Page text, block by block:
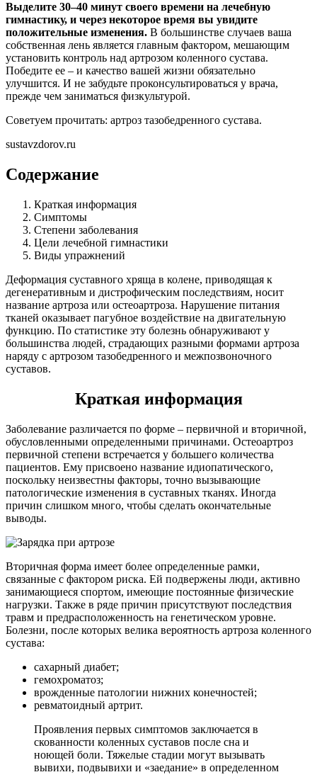
Выделите 30–40 минут своего времени на лечебную
гимнастику, и через некоторое время вы увидите
положительные изменения. В большинстве случаев ваша
собственная лень является главным фактором, мешающим
установить контроль над артрозом коленного сустава.
Победите ее – и качество вашей жизни обязательно
улучшится. И не забудьте проконсультироваться у врача,
прежде чем заниматься физкультурой.
Советуем прочитать: артроз тазобедренного сустава.
sustavzdorov.ru
Содержание
Краткая информация
Симптомы
Степени заболевания
Цели лечебной гимнастики
Виды упражнений
Деформация суставного хряща в колене, приводящая к
дегенеративным и дистрофическим последствиям, носит
название артроза или остеоартроза. Нарушение питания
тканей оказывает пагубное воздействие на двигательную
функцию. По статистике эту болезнь обнаруживают у
большинства людей, страдающих разными формами артроза
наряду с артрозом тазобедренного и межпозвоночного
суставов.
Краткая информация
Заболевание различается по форме – первичной и вторичной,
обусловленными определенными причинами. Остеоартроз
первичной степени встречается у большего количества
пациентов. Ему присвоено название идиопатического,
поскольку неизвестны факторы, точно вызывающие
патологические изменения в суставных тканях. Иногда
причин слишком много, чтобы сделать окончательные
выводы.
Вторичная форма имеет более определенные рамки,
связанные с фактором риска. Ей подвержены люди, активно
занимающиеся спортом, имеющие постоянные физические
нагрузки. Также в ряде причин присутствуют последствия
травм и предрасположенность на генетическом уровне.
Болезни, после которых велика вероятность артроза коленного
сустава:
сахарный диабет;
гемохроматоз;
врожденные патологии нижних конечностей;
ревматоидный артрит.
Проявления первых симптомов заключается в
скованности коленных суставов после сна и
ноющей боли. Тяжелые стадии могут вызывать
вывихи, подвывихи и «заедание» в определенном